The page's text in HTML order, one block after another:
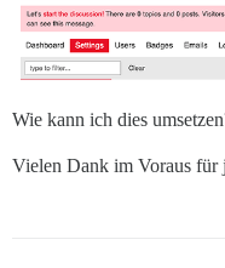
Wie kann ich dies
Vielen Dank im Voraus für